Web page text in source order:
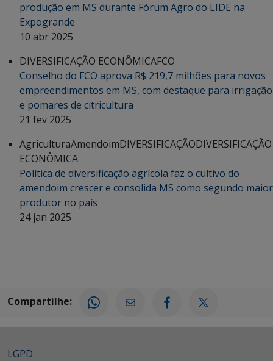
produção em MS durante Fórum Agro do LIDE na
Expogrande
10 abr 2025
DIVERSIFICAÇÃO ECONÔMICAFCO
Conselho do FCO aprova R$ 219,7 milhões para novos
empreendimentos em MS, com destaque para irrigação
e pomares de citricultura
21 fev 2025
AgriculturaAmendoimDIVERSIFICAÇÃODIVERSIFICAÇÃO
ECONÔMICA
Política de diversificação agrícola faz o cultivo do
amendoim crescer e consolida MS como segundo maior
produtor no país
24 jan 2025
Compartilhe:
LGPD